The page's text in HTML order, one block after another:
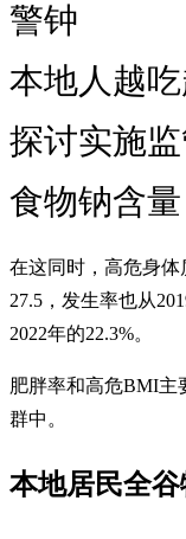
警钟
本地人越
探讨实施
食物钠含量
在这同时，高危身
27.5，发生率也从
2022年的22.3%。
肥胖率和高危BMI主
群中。
本地居民全